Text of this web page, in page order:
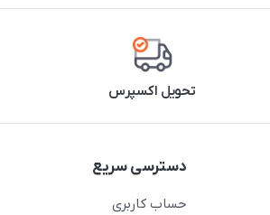
تحویل اکسپرس
دسترسی سریع
حساب کاربری